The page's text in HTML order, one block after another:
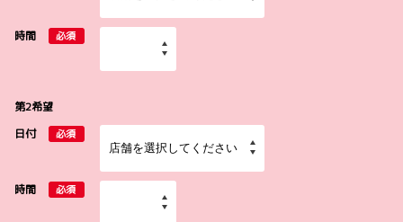
時間 必須
第2希望
日付
必須
時間 必須